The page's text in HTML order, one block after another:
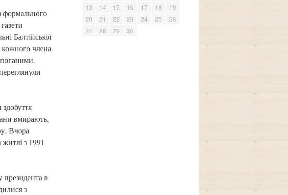
формального
Балтійської
кожного члена
здобуття
вмирають,
Вчора
з 1991
президента в
з
13
14 15 16 17 18
19
20
21 22 23 24 25
26
27
28 29 30